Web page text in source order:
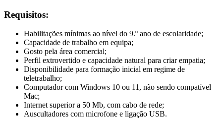
Requisitos:
Habilitações mínimas ao nível do 9.º ano de escolaridade;
Capacidade de trabalho em equipa;
Gosto pela área comercial;
Perfil extrovertido e capacidade natural para criar empatia;
Disponibilidade para formação inicial em regime de
teletrabalho;
Computador com Windows 10 ou 11, não sendo compatível
Mac;
Internet superior a 50 Mb, com cabo de rede;
Auscultadores com microfone e ligação USB.